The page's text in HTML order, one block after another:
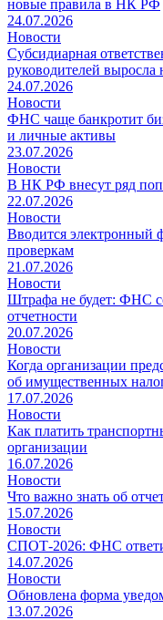
новые правила в НК РФ
24.07.2026
Новости
Субсидиарная
руководителей выросла
24.07.2026
Новости
ФНС чаще банкротит
и личные активы
23.07.2026
Новости
В НК РФ внесут ряд
22.07.2026
Новости
Вводится электронный
проверкам
21.07.2026
Новости
Штрафа не будет: ФНС
отчетности
20.07.2026
Новости
Когда организации
об имущественных
17.07.2026
Новости
Как платить
организации
16.07.2026
Новости
Что важно знать об
15.07.2026
Новости
СПОТ-2026: ФНС
14.07.2026
Новости
Обновлена форма
13.07.2026